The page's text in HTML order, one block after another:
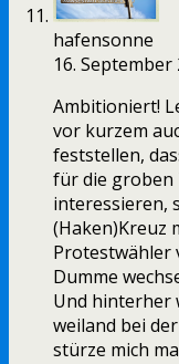
hafensonne
16. September
Ambitioniert!
vor kurzem
feststellen,
für die groben
interessieren,
(Haken)Kreuz
Protestwähler
Dumme
Und hinterher
weiland bei
stürze mich